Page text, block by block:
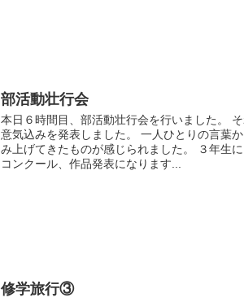
部活動壮行会
本日６時間目、部活動壮行会を行いました。
意気込みを発表しました。 一人ひとりの言葉
み上げてきたものが感じられました。 ３年生
コンクール、作品発表になります...
修学旅行③